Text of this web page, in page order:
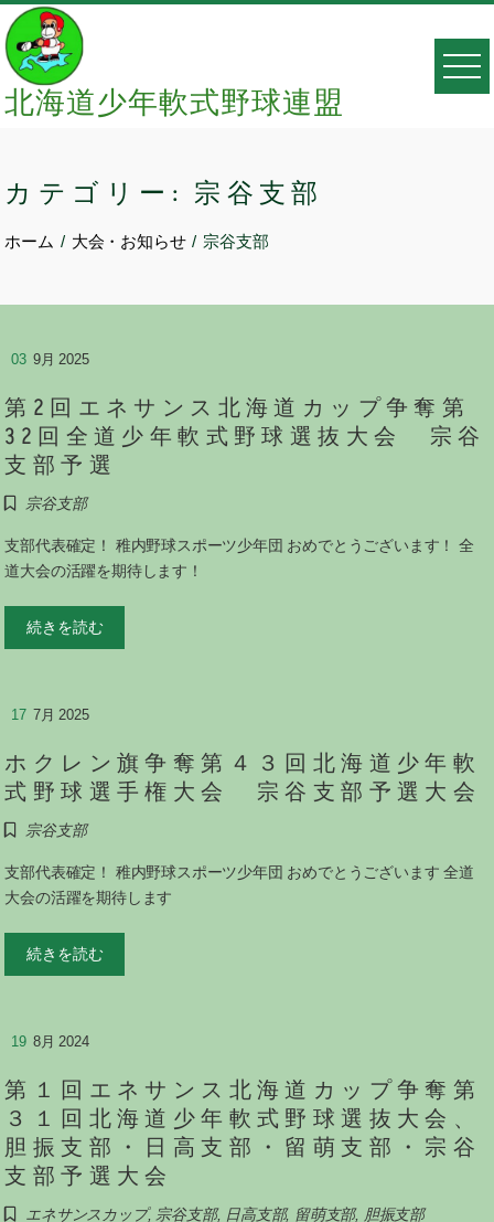
Skip
to
content
北海道少年軟式野球連盟
カテゴリー: 宗谷支部
ホーム 大会・お知らせ 宗谷支部
03 9月 2025
第2回エネサンス北海道カップ争奪第
32回全道少年軟式野球選抜大会 宗谷
支部予選
宗谷支部
支部代表確定！ 稚内野球スポーツ少年団 おめでとうございます！ 全
道大会の活躍を期待します！
続きを読む
17 7月 2025
ホクレン旗争奪第４３回北海道少年軟
式野球選手権大会 宗谷支部予選大会
宗谷支部
支部代表確定！ 稚内野球スポーツ少年団 おめでとうございます 全道
大会の活躍を期待します
続きを読む
19 8月 2024
第１回エネサンス北海道カップ争奪第
３１回北海道少年軟式野球選抜大会、
胆振支部・日高支部・留萌支部・宗谷
支部予選大会
エネサンスカップ, 宗谷支部, 日高支部, 留萌支部, 胆振支部